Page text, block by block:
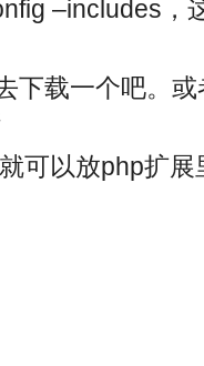
–includes，
下载一个吧。
可以放php扩